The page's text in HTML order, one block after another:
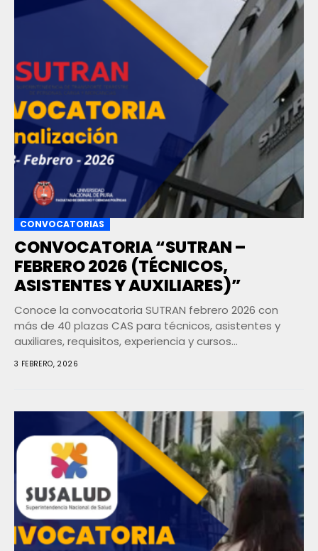
CONVOCATORIAS
CONVOCATORIA “SUTRAN –
FEBRERO 2026 (TÉCNICOS,
ASISTENTES Y AUXILIARES)”
Conoce la convocatoria SUTRAN febrero 2026 con
más de 40 plazas CAS para técnicos, asistentes y
auxiliares, requisitos, experiencia y cursos
3 FEBRERO, 2026